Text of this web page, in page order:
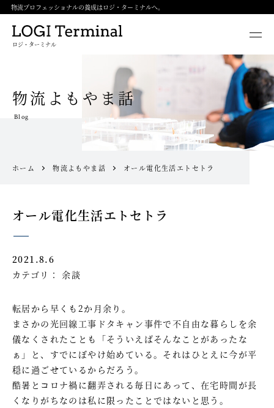
物流プロフェッショナルの養成はロジ・ターミナルへ。
ロジ・ターミナル
物流よもやま話
Blog
ホーム 物流よもやま話 オール電化生活エトセトラ
オール電化生活エトセトラ
2021.8.6
カテゴリ： 余談
転居から早くも2か月余り。
まさかの光回線工事ドタキャン事件で不自由な暮らしを余
儀なくされたことも「そういえばそんなことがあったな
ぁ」と、すでにぼやけ始めている。それはひとえに今が平
穏に過ごせているからだろう。
酷暑とコロナ禍に翻弄される毎日にあって、在宅時間が長
くなりがちなのは私に限ったことではないと思う。